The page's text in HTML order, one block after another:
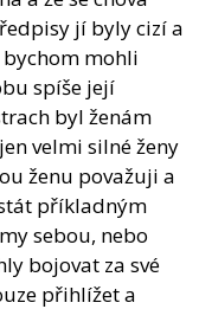
jí byly cizí a
mohli
spíše její
byl ženám
velmi silné ženy
ženu považuji a
příkladným
sebou, nebo
bojovat za své
přihlížet a